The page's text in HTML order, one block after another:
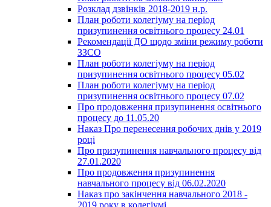
Розклад дзвінків 2018-2019 н.р.
План роботи колегіуму на період
призупинення освітнього процесу 24.01
Рекомендації ДО щодо зміни режиму роботи
ЗЗСО
План роботи колегіуму на період
призупинення освітнього процесу 05.02
План роботи колегіуму на період
призупинення освітнього процесу 07.02
Про продовження призупинення освітнього
процесу до 11.05.20
Наказ Про перенесення робочих днів у 2019
році
Про призупинення навчального процесу від
27.01.2020
Про продовження призупинення
навчального процесу від 06.02.2020
Наказ про закінчення навчального 2018 -
2019 року в колегіумі